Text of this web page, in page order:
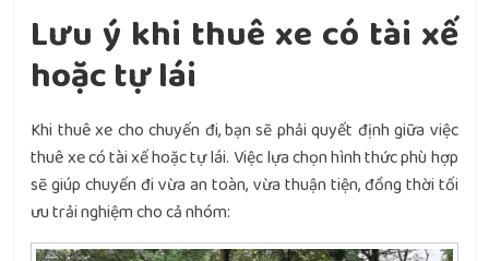
Lưu ý khi thuê xe có tài xế
hoặc tự lái
Khi thuê xe cho chuyến đi, bạn sẽ phải quyết định giữa việc
thuê xe có tài xế hoặc tự lái. Việc lựa chọn hình thức phù hợp
sẽ giúp chuyến đi vừa an toàn, vừa thuận tiện, đồng thời tối
ưu trải nghiệm cho cả nhóm: